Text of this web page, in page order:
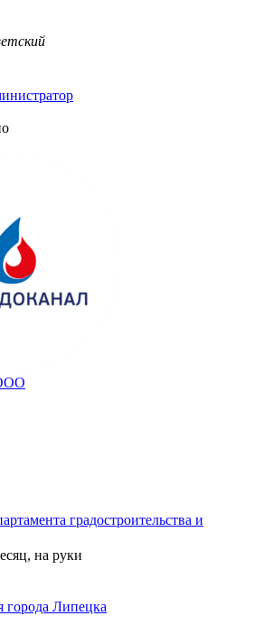
градостроительства и
на руки
города Липецка